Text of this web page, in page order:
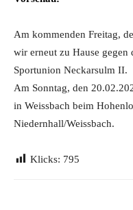
Am kommenden Freitag,
wir erneut zu Hause
Sportunion Neckarsulm II.
Am Sonntag, den
in Weissbach beim
Niedernhall/Weissbach.
Klicks: 795